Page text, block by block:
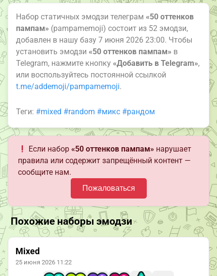
Набор статичных эмодзи телеграм «50 оттенков
пампам» (pampamemoji) состоит из 52 эмодзи,
добавлен в нашу базу 7 июня 2026 23:00. Чтобы
установить эмодзи «50 оттенков пампам» в
Telegram, нажмите кнопку «Добавить в Telegram»,
или воспользуйтесь постоянной ссылкой
t.me/addemoji/pampamemoji.
Теги: #mixed #random #микс #рандом
Если набор«50 оттенков пампам» нарушает
правила или содержит запрещённый контент —
сообщите нам.
Пожаловаться
Похожие наборы эмодзи
Mixed
25 июня 2026 11:22